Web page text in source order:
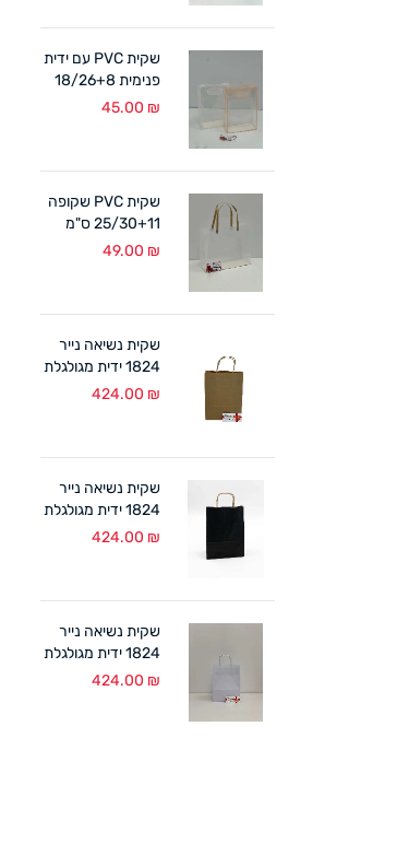
שקית PVC עם ידית
פנימית 18/26+8
ס"מ (10 במארז)45.00 ₪
שקית PVC שקופה
25/30+11 ס"מ
49.00 ₪
שקית נשיאה נייר
1824 ידית מגולגלת
טבעי (300 יח')424.00 ₪
שקית נשיאה נייר
1824 ידית מגולגלת
שחור (300 יח')424.00 ₪
שקית נשיאה נייר
1824 ידית מגולגלת
לבן (300 יח')424.00 ₪